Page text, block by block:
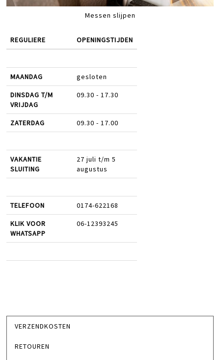
Messen slijpen
REGULIERE OPENINGSTIJDEN
MAANDAG gesloten
DINSDAG T/M
VRIJDAG
09.30 - 17.30
ZATERDAG 09.30 - 17.00
VAKANTIE
SLUITING
27 juli t/m 5
augustus
TELEFOON 0174-622168
KLIK VOOR
WHATSAPP
06-12393245
VERZENDKOSTEN
RETOUREN